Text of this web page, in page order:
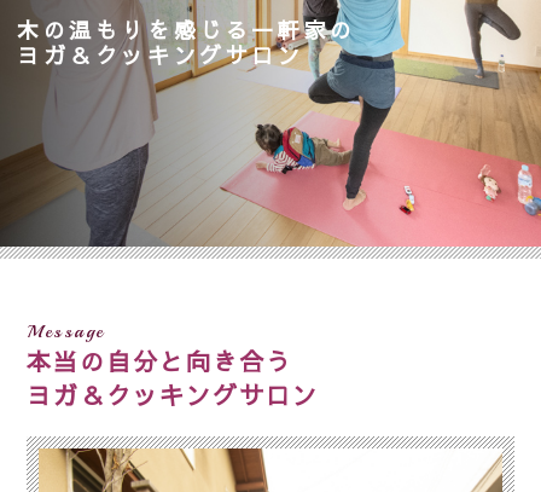
木の温もりを感じる一軒家の
ヨガ＆クッキングサロン
Message
本当の自分と向き合う
ヨガ＆クッキングサロン